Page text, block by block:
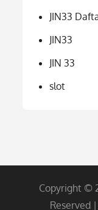
JIN33
JIN33
JIN 33
slot
Copyright ©
Reserved